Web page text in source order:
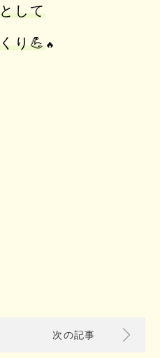
して
り💪🔥
次の記事